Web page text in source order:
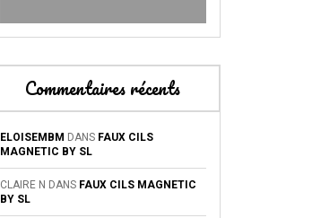
Commentaires récents
ELOISEMBM DANS FAUX CILS
MAGNETIC BY SL
CLAIRE N DANS FAUX CILS MAGNETIC
BY SL